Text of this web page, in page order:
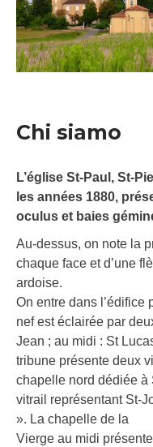
Chi siamo
L’église St-Paul, St-
les années 1880,
oculus et baies
Au-dessus, on note la
chaque face et d’une
ardoise.
On entre dans l’édifice
nef est éclairée par
Jean ; au midi : St
tribune présente deux
chapelle nord dédiée à
vitrail représentant St-
». La chapelle de la
Vierge au midi